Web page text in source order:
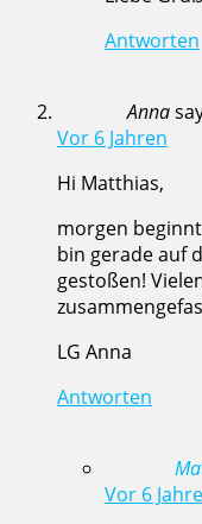
Antworten
Anna
Vor 6 Jahren
Hi Matthias,
morgen
bin gerade auf
gestoßen!
LG Anna
Antworten
Vor 6